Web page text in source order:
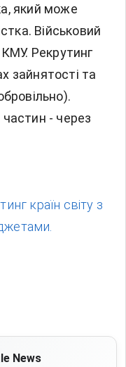
який може
Військовий
Рекрутинг
зайнятості та
- через
країн світу з
News